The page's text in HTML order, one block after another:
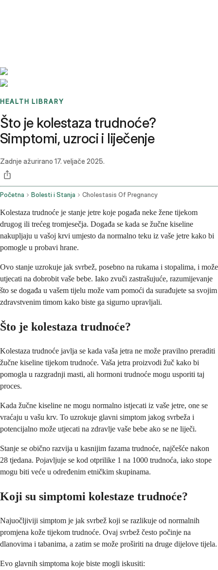
HEALTH LIBRARY
Što je kolestaza trudnoće?
Simptomi, uzroci i liječenje
Zadnje ažurirano 17. veljače 2025.
Početna Bolesti i Stanja Cholestasis Of Pregnancy
Kolestaza trudnoće je stanje jetre koje pogađa neke žene tijekom
drugog ili trećeg tromjesečja. Događa se kada se žučne kiseline
nakupljaju u vašoj krvi umjesto da normalno teku iz vaše jetre kako bi
pomogle u probavi hrane.
Ovo stanje uzrokuje jak svrbež, posebno na rukama i stopalima, i može
utjecati na dobrobit vaše bebe. Iako zvuči zastrašujuće, razumijevanje
što se događa u vašem tijelu može vam pomoći da surađujete sa svojim
zdravstvenim timom kako biste ga sigurno upravljali.
Što je kolestaza trudnoće?
Kolestaza trudnoće javlja se kada vaša jetra ne može pravilno preraditi
žučne kiseline tijekom trudnoće. Vaša jetra proizvodi žuč kako bi
pomogla u razgradnji masti, ali hormoni trudnoće mogu usporiti taj
proces.
Kada žučne kiseline ne mogu normalno istjecati iz vaše jetre, one se
vraćaju u vašu krv. To uzrokuje glavni simptom jakog svrbeža i
potencijalno može utjecati na zdravlje vaše bebe ako se ne liječi.
Stanje se obično razvija u kasnijim fazama trudnoće, najčešće nakon
28 tjedana. Pojavljuje se kod otprilike 1 na 1000 trudnoća, iako stope
mogu biti veće u određenim etničkim skupinama.
Koji su simptomi kolestaze trudnoće?
Najuočljiviji simptom je jak svrbež koji se razlikuje od normalnih
promjena kože tijekom trudnoće. Ovaj svrbež često počinje na
dlanovima i tabanima, a zatim se može proširiti na druge dijelove tijela.
Evo glavnih simptoma koje biste mogli iskusiti: